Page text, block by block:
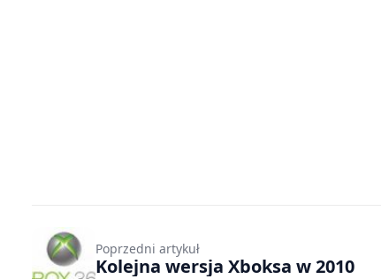
Poprzedni artykuł
Kolejna wersja Xboksa w 2010